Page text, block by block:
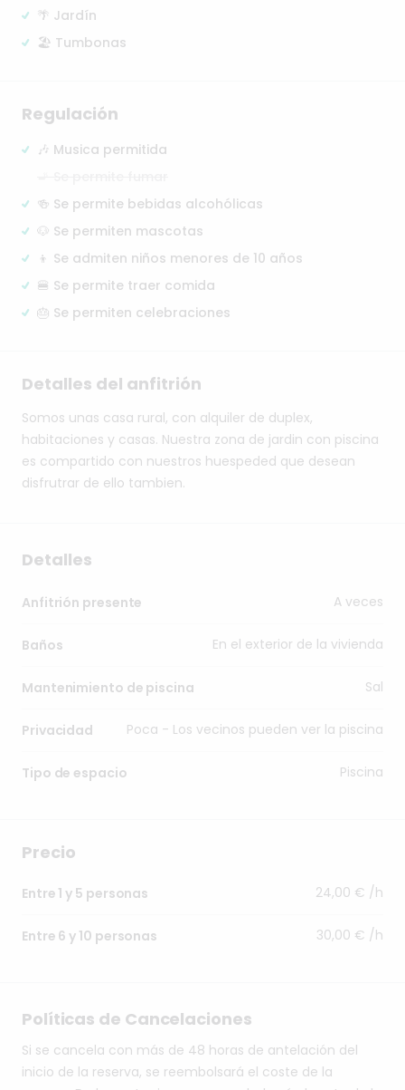
🌴 Jardín
🏖️ Tumbonas
Regulación
🎶 Musica permitida
🍻 Se permite bebidas alcohólicas
🐶 Se permiten mascotas
👦 Se admiten niños menores de 10 años
🍔 Se permite traer comida
🎂 Se permiten celebraciones
Detalles del anfitrión
Somos unas casa rural, con alquiler de duplex,
habitaciones y casas. Nuestra zona de jardin con piscina
es compartido con nuestros huespeded que desean
disfrutrar de ello tambien.
Detalles
Anfitrión presente A veces
Baños En el exterior de la vivienda
Mantenimiento de piscina Sal
Privacidad Poca - Los vecinos pueden ver la piscina
Tipo de espacio Piscina
Precio
Entre 1 y 5 personas 24,00 € /h
Entre 6 y 10 personas 30,00 € /h
Políticas de Cancelaciones
Si se cancela con más de 48 horas de antelación del
inicio de la reserva, se reembolsará el coste de la